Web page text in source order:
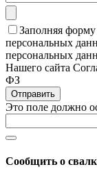
Заполняя форму
персональных
персональных
Нашего сайта
ФЗ
Отправить
Это поле должно
Сообщить о